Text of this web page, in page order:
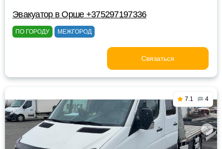
Эвакуатор в Орше +375297197336
ПО ГОРОДУ МЕЖГОРОД
Связаться
7.1 4